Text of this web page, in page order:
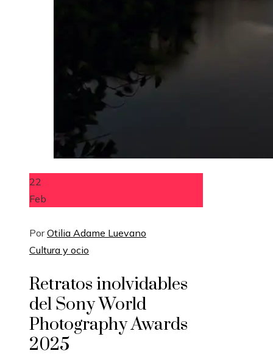
22
Feb
PorOtilia Adame Luevano
Cultura y ocio
Retratos inolvidables
del Sony World
Photography Awards
2025